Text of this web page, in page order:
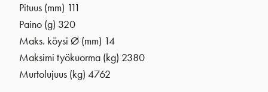
Pituus (mm) 111
Paino (g) 320
Maks. köysi Ø (mm) 14
Maksimi työkuorma (kg) 2380
Murtolujuus (kg) 4762